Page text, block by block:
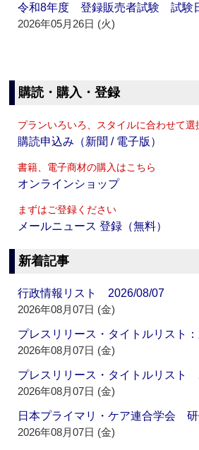
令和8年度 登録販売者試験 試験
2026年05月26日 (火)
購読・購入・登録
プランいろいろ、スタイルに合わせて選
購読申込み（新聞 / 電子版）
書籍、電子商材の購入はこちら
オンラインショップ
まずはご登録ください
メールニュース 登録（無料）
新着記事
行政情報リスト 2026/08/07
2026年08月07日 (金)
プレスリリース・タイトルリスト
2026年08月07日 (金)
プレスリリース・タイトルリスト
2026年08月07日 (金)
日本プライマリ・ケア連合学会
2026年08月07日 (金)